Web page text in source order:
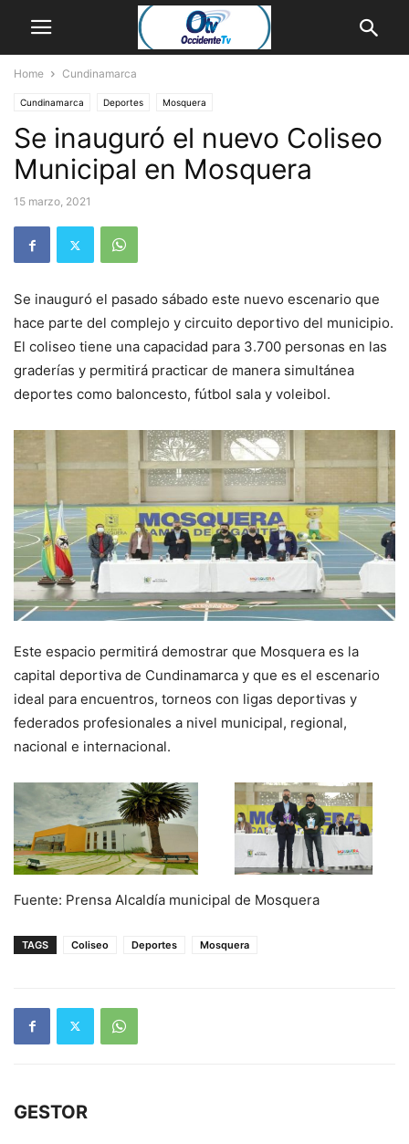
Home Cundinamarca
Cundinamarca Deportes Mosquera
Se inauguró el nuevo Coliseo
Municipal en Mosquera
15 marzo, 2021
Se inauguró el pasado sábado este nuevo escenario que
hace parte del complejo y circuito deportivo del municipio.
El coliseo tiene una capacidad para 3.700 personas en las
graderías y permitirá practicar de manera simultánea
deportes como baloncesto, fútbol sala y voleibol.
Este espacio permitirá demostrar que Mosquera es la
capital deportiva de Cundinamarca y que es el escenario
ideal para encuentros, torneos con ligas deportivas y
federados profesionales a nivel municipal, regional,
nacional e internacional.
Fuente: Prensa Alcaldía municipal de Mosquera
TAGS Coliseo Deportes Mosquera
GESTOR